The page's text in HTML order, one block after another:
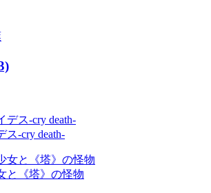
ス-cry death-
と《塔》の怪物